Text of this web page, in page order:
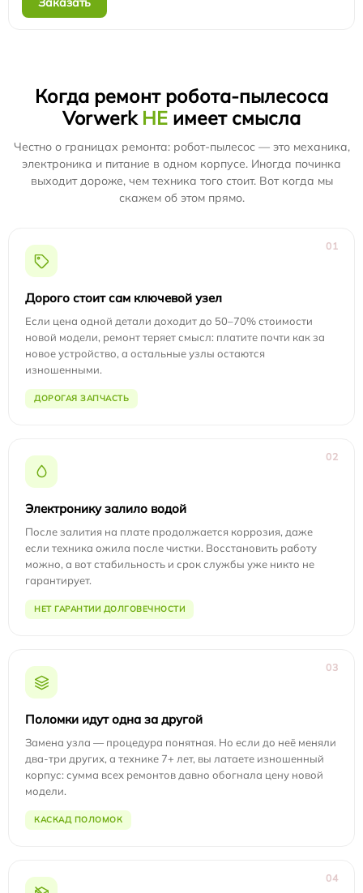
Когда ремонт робота-пылесоса
Vorwerk НЕ имеет смысла
Честно о границах ремонта: робот-пылесос — это механика,
электроника и питание в одном корпусе. Иногда починка
выходит дороже, чем техника того стоит. Вот когда мы
скажем об этом прямо.
01
Дорого стоит сам ключевой узел
Если цена одной детали доходит до 50–70% стоимости
новой модели, ремонт теряет смысл: платите почти как за
новое устройство, а остальные узлы остаются
изношенными.
ДОРОГАЯ ЗАПЧАСТЬ
02
Электронику залило водой
После залития на плате продолжается коррозия, даже
если техника ожила после чистки. Восстановить работу
можно, а вот стабильность и срок службы уже никто не
гарантирует.
НЕТ ГАРАНТИИ ДОЛГОВЕЧНОСТИ
03
Поломки идут одна за другой
Замена узла — процедура понятная. Но если до неё меняли
два-три других, а технике 7+ лет, вы латаете изношенный
корпус: сумма всех ремонтов давно обогнала цену новой
модели.
КАСКАД ПОЛОМОК
04